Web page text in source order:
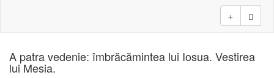
A patra vedenie: îmbrăcămintea lui Iosua. Vestirea
lui Mesia.